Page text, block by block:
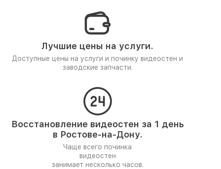
Лучшие цены на услуги.
Доступные цены на услуги и починку видеостен и
заводские запчасти.
Восстановление видеостен за 1 день
в Ростове-на-Дону.
Чаще всего починка
видеостен
занимает несколько часов.